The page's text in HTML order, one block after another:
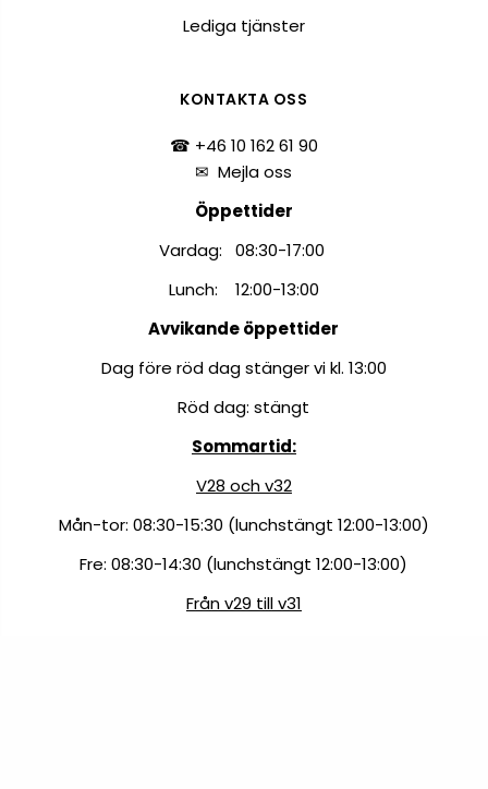
Lediga tjänster
KONTAKTA OSS
☎ +46 10 162 61 90
✉Mejla oss
Öppettider
Vardag: 08:30-17:00
Lunch: 12:00-13:00
Avvikande öppettider
Dag före röd dag stänger vi kl. 13:00
Röd dag: stängt
Sommartid:
V28 och v32
Mån-tor: 08:30-15:30 (lunchstängt 12:00-13:00)
Fre: 08:30-14:30 (lunchstängt 12:00-13:00)
Från v29 till v31